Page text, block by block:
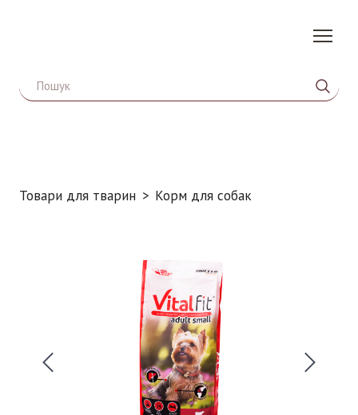
Товари для тварин Корм для собак